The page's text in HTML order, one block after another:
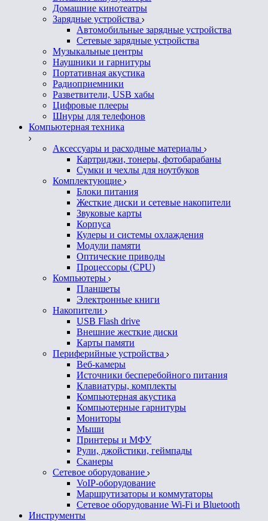
Домашние кинотеатры
Зарядные устройства
Автомобильные зарядные устройства
Сетевые зарядные устройства
Музыкальные центры
Наушники и гарнитуры
Портативная акустика
Радиоприемники
Разветвители, USB хабы
Цифровые плееры
Шнуры для телефонов
Компьютерная техника
Аксессуары и расходные материалы
Картриджи, тонеры, фотобарабаны
Сумки и чехлы для ноутбуков
Комплектующие
Блоки питания
Жесткие диски и сетевые накопители
Звуковые карты
Корпуса
Кулеры и системы охлаждения
Модули памяти
Оптические приводы
Процессоры (CPU)
Компьютеры
Планшеты
Электронные книги
Накопители
USB Flash drive
Внешние жесткие диски
Карты памяти
Периферийные устройства
Веб-камеры
Источники бесперебойного питания
Клавиатуры, комплекты
Компьютерная акустика
Компьютерные гарнитуры
Мониторы
Мыши
Принтеры и МФУ
Рули, джойстики, геймпады
Сканеры
Сетевое оборудование
VoIP-оборудование
Маршрутизаторы и коммутаторы
Сетевое оборудование Wi-Fi и Bluetooth
Инструменты